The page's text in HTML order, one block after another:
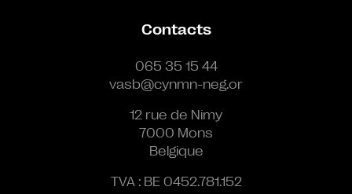
Contacts
065 35 15 44
vasb@cynmn-neg.or
12 rue de Nimy
7000 Mons
Belgique
TVA : BE 0452.781.152